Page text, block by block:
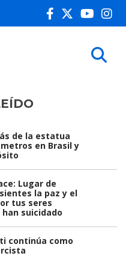
de la estatua
en Brasil y
Lugar de
la paz y el
tus seres
suicidado
continúa como